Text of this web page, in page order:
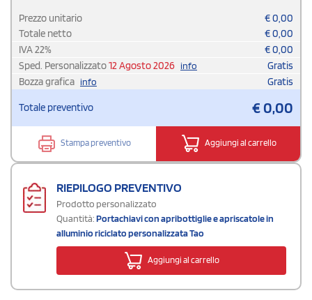
Prezzo unitario €0,00
Totale netto
€0,00
IVA22% €0,00
Sped. Personalizzato12 Agosto 2026 info
Gratis
Bozza grafica info Gratis
Totale preventivo €0,00
Stampa preventivo Aggiungi al carrello
RIEPILOGO PREVENTIVO
Prodotto personalizzato
Quantità:Portachiavi con apribottiglie e apriscatole in
alluminio riciclato personalizzata Tao
Aggiungi al carrello